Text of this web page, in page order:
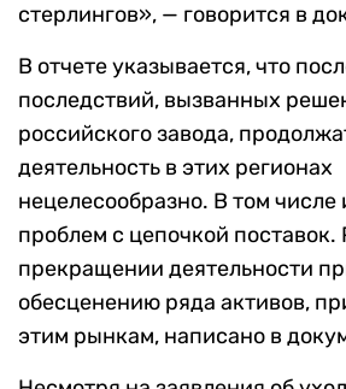
стерлингов», — говорится в
В отчете указывается, что
последствий, вызванных
российского завода,
деятельность в этих регионах
нецелесообразно. В том
проблем с цепочкой
прекращении деятельности
обесценению ряда активов,
этим рынкам, написано в